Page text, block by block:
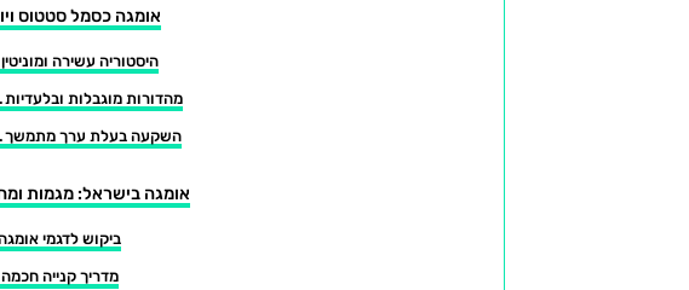
אומגה כסמל סטטוס
היסטוריה עשירה ומוניטין
מהדורות מוגבלות ובלעדיות
השקעה בעלת ערך מתמשך
אומגה בישראל: מגמות
ביקוש לדגמי
מדריך קנייה חכמה